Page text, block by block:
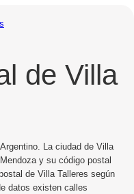
de Villa
La ciudad de Villa
y su código postal
de Villa Talleres según
datos existen calles